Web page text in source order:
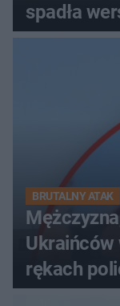
spadła
BRUTALNY ATAK
Ukraińców
rękach